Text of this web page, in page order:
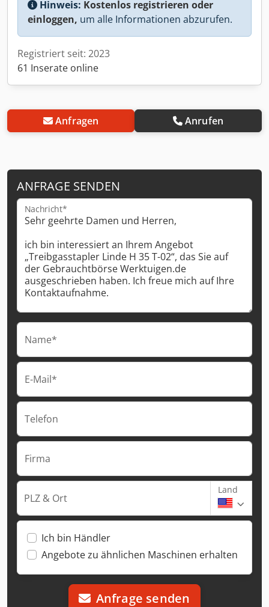
Hinweis: Kostenlos registrieren oder
einloggen, um alle Informationen abzurufen.
Registriert seit: 2023
61 Inserate online
Anfragen Anrufen
ANFRAGE SENDEN
Nachricht*
Name*
E-Mail*
Telefon
Firma
PLZ & Ort
Land
Ich bin Händler
Angebote zu ähnlichen Maschinen erhalten
Anfrage senden